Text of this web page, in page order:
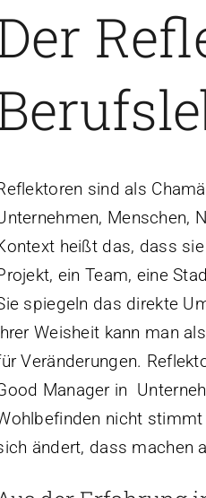
sind als
Menschen,
heißt das, dass
ein Team, eine
spiegeln das direkte
Weisheit kann man
Veränderungen.
Manager in
nicht
ändert, dass machen